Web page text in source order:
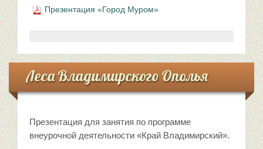
Презентация «Город Муром»
Леса Владимирского Ополья
Презентация для занятия по программе
внеурочной деятельности «Край Владимирский».